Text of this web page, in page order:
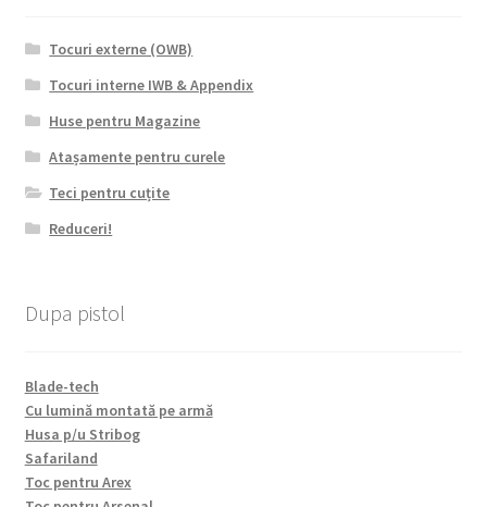
Tocuri externe (OWB)
Tocuri interne IWB & Appendix
Huse pentru Magazine
Atașamente pentru curele
Teci pentru cuțite
Reduceri!
Dupa pistol
Blade-tech
Cu lumină montată pe armă
Husa p/u Stribog
Safariland
Toc pentru Arex